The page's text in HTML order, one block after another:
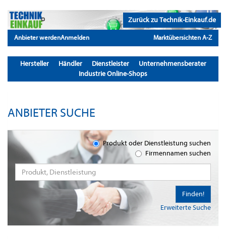
Zurück zu Technik-Einkauf.de
Anbieter werdenAnmelden Marktübersichten A-Z
Hersteller Händler Dienstleister
Unternehmensberater
Industrie Online-Shops
ANBIETER SUCHE
Produkt oder Dienstleistung suchen
Firmennamen suchen
Erweiterte Suche
Finden!